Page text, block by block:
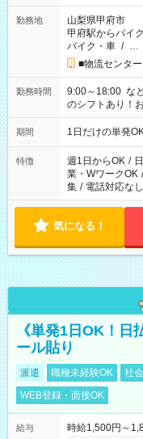
勤務地
山梨県甲府市
甲府駅からバイ
バイク・車 / …
■物流センタ
勤務時間
9:00～18:00 など 他にも ▼10:00～19:00 ▼18:00～21:00
のシフトあり！
期間 1日だけの単発
特徴 週1日からOK /
業・WワークOK /
集 / 電話対応なし
気になる！
《単発1日OK！
ール貼り
派遣 職種未経験OK 社
WEB登録・面接OK
給与
時給1,500円～